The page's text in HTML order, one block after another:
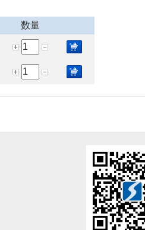
数量